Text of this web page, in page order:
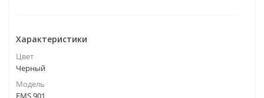
Характеристики
Цвет
Черный
Модель
EMS 901